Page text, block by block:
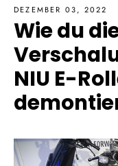
DEZEMBER 03, 2022
Wie du
NIU E-